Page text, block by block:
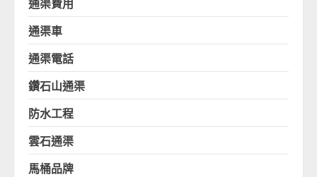
通渠車
通渠電話
鑽石山通渠
防水工程
雲石通渠
馬桶品牌